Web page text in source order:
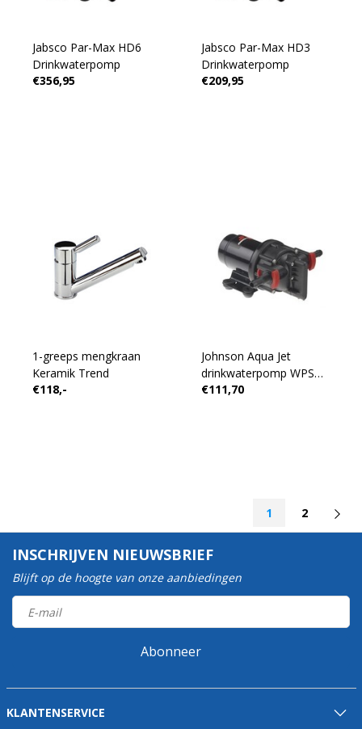
Jabsco Par-Max HD6
Drinkwaterpomp
€356,95
Jabsco Par-Max HD3
Drinkwaterpomp
€209,95
1-greeps mengkraan
Keramik Trend
€118,-
Johnson Aqua Jet
drinkwaterpomp WPS
2.4
€111,70
1 2
INSCHRIJVEN NIEUWSBRIEF
Blijft op de hoogte van onze aanbiedingen
Abonneer
KLANTENSERVICE